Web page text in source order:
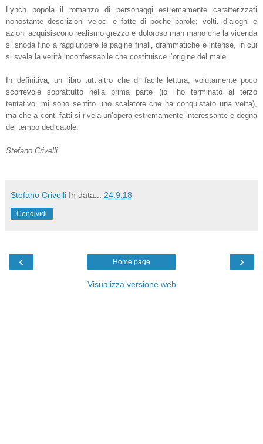
Lynch popola il romanzo di personaggi estremamente caratterizzati
nonostante descrizioni veloci e fatte di poche parole; volti, dialoghi e
azioni acquisiscono realismo grezzo e doloroso man mano che la vicenda
si snoda fino a raggiungere le pagine finali, drammatiche e intense, in cui
si svela la verità inconfessabile che costituisce l’origine del male.
In definitiva, un libro tutt’altro che di facile lettura, volutamente poco
scorrevole soprattutto nella prima parte (io l’ho terminato al terzo
tentativo, mi sono sentito uno scalatore che ha conquistato una vetta),
ma che a conti fatti si rivela un’opera estremamente interessante e degna
del tempo dedicatole.
Stefano Crivelli
Stefano Crivelli In data... 24.9.18
Condividi
‹ ›
Home page
Visualizza versione web